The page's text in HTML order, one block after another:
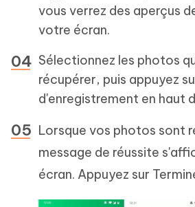
vous verrez des aperçus
votre écran.
Sélectionnez les photos
récupérer, puis appuyez
d'enregistrement en haut
Lorsque vos photos sont
message de réussite
écran. Appuyez sur